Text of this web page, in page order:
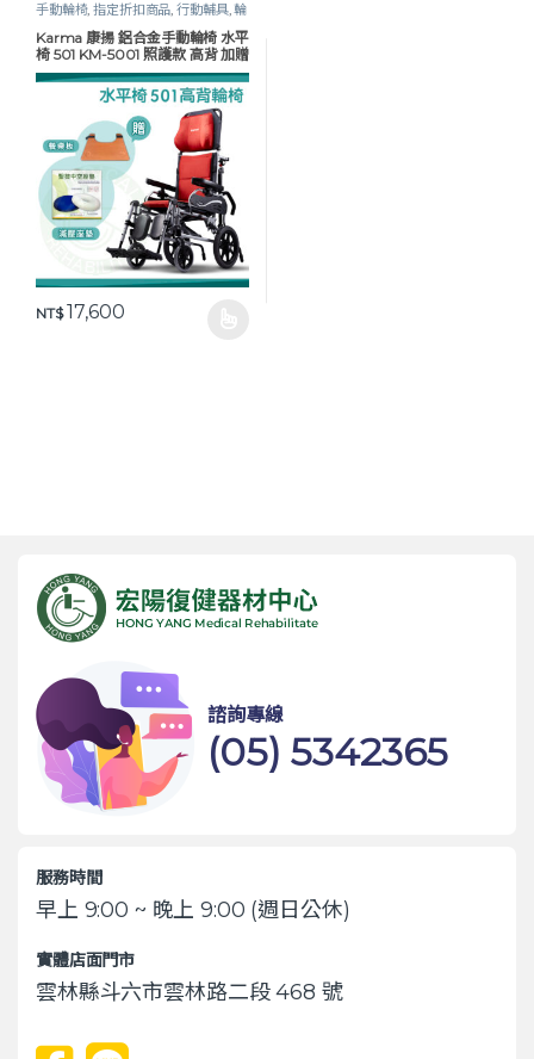
手動輪椅,指定折扣商品,行動輔具,輪
椅
高背 / 傾倒輪椅
Karma 康揚 鋁合金手動輪椅 水平
椅 501 KM-5001 照護款 高背 加贈
餐桌板＋乳膠座墊
NT$17,600
諮詢專線
(05) 5342365
服務時間
早上 9:00 ~ 晚上 9:00 (週日公休)
實體店面門市
雲林縣斗六市雲林路二段 468 號